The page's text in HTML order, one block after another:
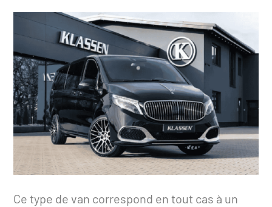
Ce type de van correspond en tout cas à un